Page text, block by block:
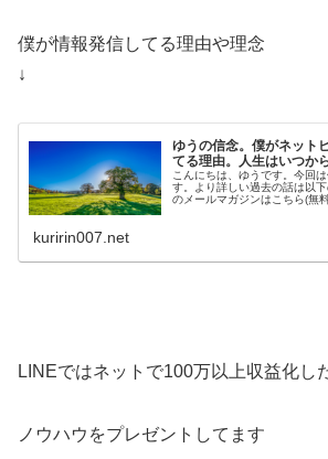
僕が情報発信してる理由や理念
↓
ゆうの信念。僕がネット
てる理由。人生はいつか
こんにちは、ゆうです。今回
す。より詳しい過去の話は以
のメールマガジンはこちら(無
kuririn007.net
LINEではネットで100万以上収益化し
ノウハウをプレゼントしてます